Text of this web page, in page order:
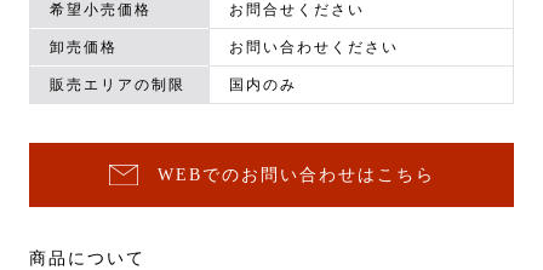
希望小売価格 お問合せください
卸売価格 お問い合わせください
販売エリアの制限 国内のみ
WEBでのお問い合わせはこちら
商品について